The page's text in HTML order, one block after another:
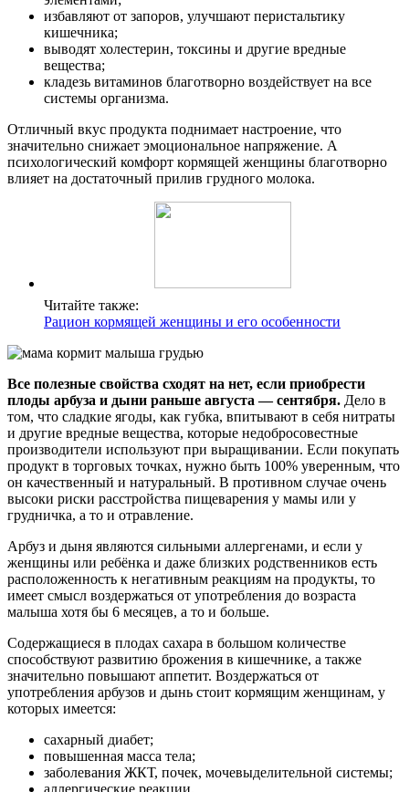
избавляют от запоров, улучшают перистальтику
кишечника;
выводят холестерин, токсины и другие вредные
вещества;
кладезь витаминов благотворно воздействует на все
системы организма.
Отличный вкус продукта поднимает настроение, что
значительно снижает эмоциональное напряжение. А
психологический комфорт кормящей женщины благотворно
влияет на достаточный прилив грудного молока.
Читайте также:
Рацион кормящей женщины и его особенности
Все полезные свойства сходят на нет, если приобрести
плоды арбуза и дыни раньше августа — сентября. Дело в
том, что сладкие ягоды, как губка, впитывают в себя нитраты
и другие вредные вещества, которые недобросовестные
производители используют при выращивании. Если покупать
продукт в торговых точках, нужно быть 100% уверенным, что
он качественный и натуральный. В противном случае очень
высоки риски расстройства пищеварения у мамы или у
грудничка, а то и отравление.
Арбуз и дыня являются сильными аллергенами, и если у
женщины или ребёнка и даже близких родственников есть
расположенность к негативным реакциям на продукты, то
имеет смысл воздержаться от употребления до возраста
малыша хотя бы 6 месяцев, а то и больше.
Содержащиеся в плодах сахара в большом количестве
способствуют развитию брожения в кишечнике, а также
значительно повышают аппетит. Воздержаться от
употребления арбузов и дынь стоит кормящим женщинам, у
которых имеется:
сахарный диабет;
повышенная масса тела;
заболевания ЖКТ, почек, мочевыделительной системы;
аллергические реакции.